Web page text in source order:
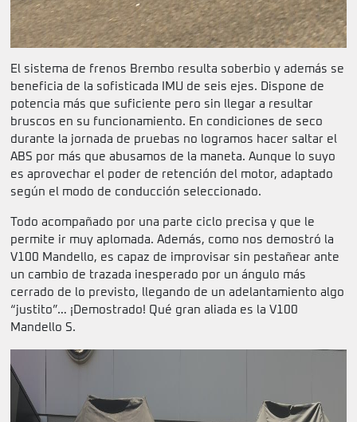
El sistema de frenos Brembo resulta soberbio y además se
beneficia de la sofisticada IMU de seis ejes. Dispone de
potencia más que suficiente pero sin llegar a resultar
bruscos en su funcionamiento. En condiciones de seco
durante la jornada de pruebas no logramos hacer saltar el
ABS por más que abusamos de la maneta. Aunque lo suyo
es aprovechar el poder de retención del motor, adaptado
según el modo de conducción seleccionado.
Todo acompañado por una parte ciclo precisa y que le
permite ir muy aplomada. Además, como nos demostró la
V100 Mandello, es capaz de improvisar sin pestañear ante
un cambio de trazada inesperado por un ángulo más
cerrado de lo previsto, llegando de un adelantamiento algo
“justito”… ¡Demostrado! Qué gran aliada es la V100
Mandello S.